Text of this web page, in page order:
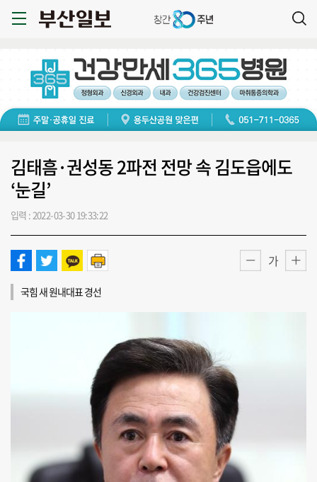
김태흠·권성동 2파전 전망 속 김도읍에도
‘눈길’
입력 : 2022-03-30 19:33:22
가
국힘 새 원내대표 경선